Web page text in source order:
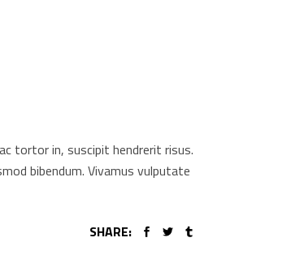
tortor in, suscipit hendrerit risus.
bibendum. Vivamus vulputate
SHARE: